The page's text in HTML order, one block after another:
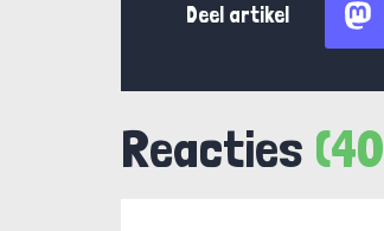
Deel artikel
Reacties